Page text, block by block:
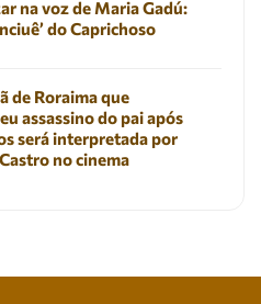
na voz de Maria Gadú:
do Caprichoso
de Roraima que
assassino do pai após
será interpretada por
no cinema